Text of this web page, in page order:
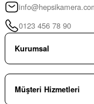
0123 456 78 90
Kurumsal
Müşteri Hizmetleri